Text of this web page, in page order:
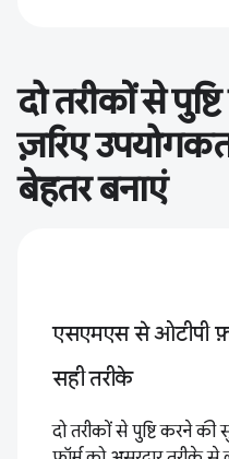
दो तरीकों से
ज़रिए
बेहतर बनाएं
एसएमएस से ओटीपी
सही तरीके
दो तरीकों से पुष्टि करने